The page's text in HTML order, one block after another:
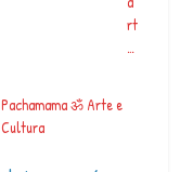
rt
…
Pachamama ॐ Arte e
Cultura